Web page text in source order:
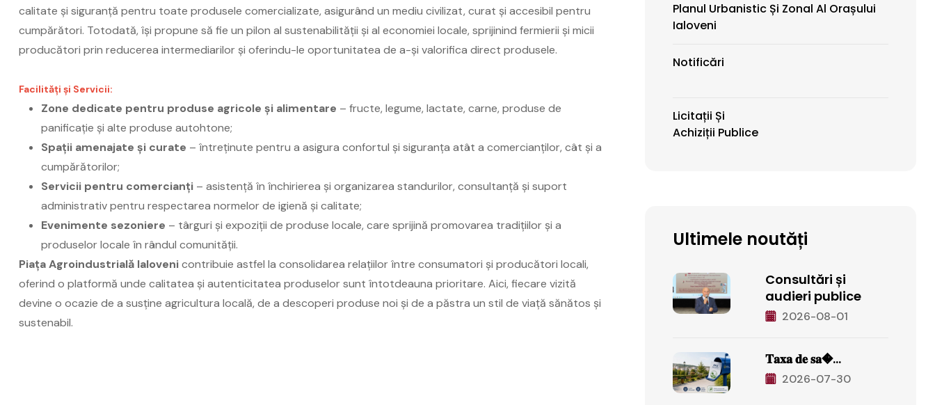
calitate și siguranță pentru toate produsele comercializate, asigurând un mediu civilizat, curat și accesibil pentru
cumpărători. Totodată, își propune să fie un pilon al sustenabilității și al economiei locale, sprijinind fermierii și micii
producători prin reducerea intermediarilor și oferindu-le oportunitatea de a-și valorifica direct produsele.
Facilități și Servicii:
Zone dedicate pentru produse agricole și alimentare – fructe, legume, lactate, carne, produse de
panificație și alte produse autohtone;
Spații amenajate și curate – întreținute pentru a asigura confortul și siguranța atât a comercianților, cât și a
cumpărătorilor;
Servicii pentru comercianți – asistență în închirierea și organizarea standurilor, consultanță și suport
administrativ pentru respectarea normelor de igienă și calitate;
Evenimente sezoniere – târguri și expoziții de produse locale, care sprijină promovarea tradițiilor și a
produselor locale în rândul comunității.
Piața Agroindustrială Ialovenicontribuie astfel la consolidarea relațiilor între consumatori și producători locali,
oferind o platformă unde calitatea și autenticitatea produselor sunt întotdeauna prioritare. Aici, fiecare vizită
devine o ocazie de a susține agricultura locală, de a descoperi produse noi și de a păstra un stil de viață sănătos și
sustenabil.
Planul Urbanistic Și Zonal Al Orașului
Ialoveni
Notificări
Licitații Și
Achiziții Publice
Ultimele noutăți
Consultări și
audieri publice
2026-08-01
𝐓𝐚𝐱𝐚 𝐝𝐞 𝐬𝐚�...
2026-07-30